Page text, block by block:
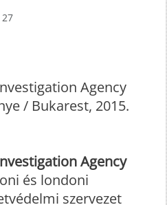
Agency
/ Bukarest, 2015.
Agency
és londoni
szervezet